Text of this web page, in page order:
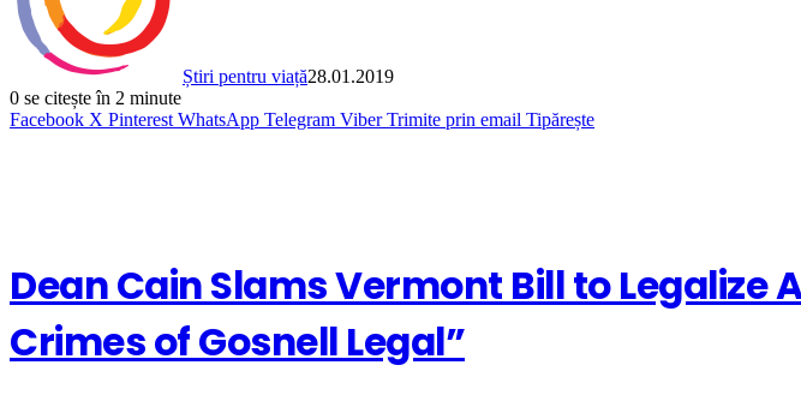
Știri pentru viață28.01.2019
0 se citește în 2 minute
Facebook X Pinterest WhatsApp Telegram Viber Trimite prin email Tipărește
Dean Cain Slams Vermont Bill to Legalize
Crimes of Gosnell Legal”